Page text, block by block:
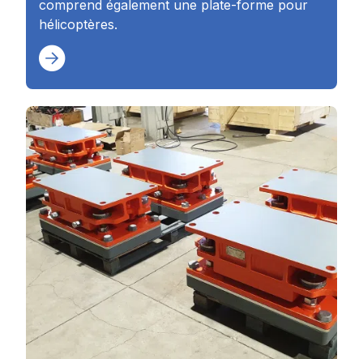
comprend également une plate-forme pour
hélicoptères.